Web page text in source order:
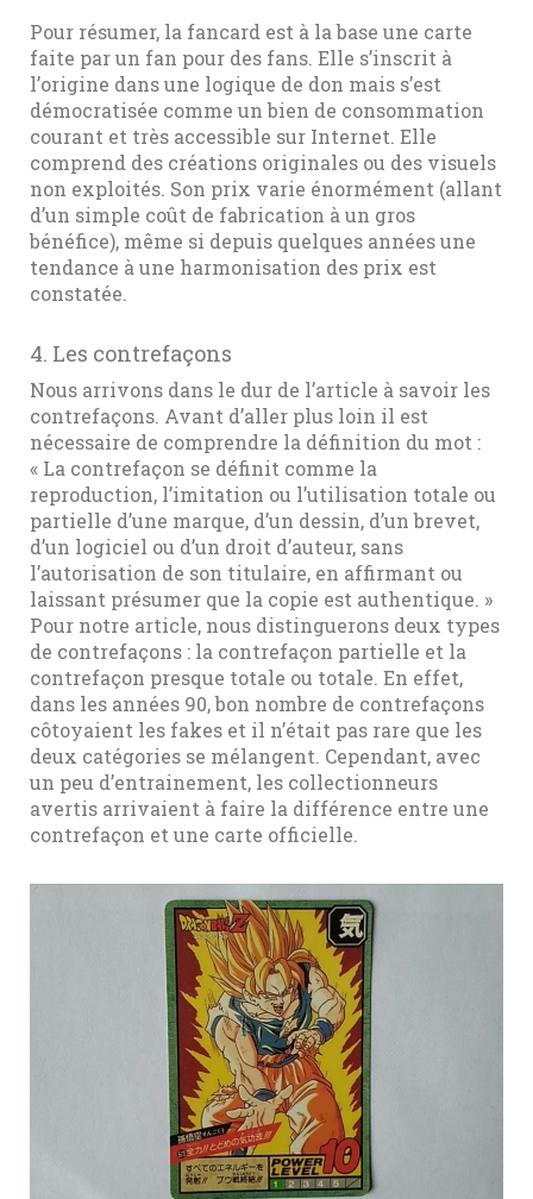
Pour résumer, la fancard est à la base une carte
faite par un fan pour des fans. Elle s’inscrit à
l’origine dans une logique de don mais s’est
démocratisée comme un bien de consommation
courant et très accessible sur Internet. Elle
comprend des créations originales ou des visuels
non exploités. Son prix varie énormément (allant
d’un simple coût de fabrication à un gros
bénéfice), même si depuis quelques années une
tendance à une harmonisation des prix est
constatée.
4. Les contrefaçons
Nous arrivons dans le dur de l’article à savoir les
contrefaçons. Avant d’aller plus loin il est
nécessaire de comprendre la définition du mot :
« La contrefaçon se définit comme la
reproduction, l’imitation ou l’utilisation totale ou
partielle d’une marque, d’un dessin, d’un brevet,
d’un logiciel ou d’un droit d’auteur, sans
l’autorisation de son titulaire, en affirmant ou
laissant présumer que la copie est authentique. »
Pour notre article, nous distinguerons deux types
de contrefaçons : la contrefaçon partielle et la
contrefaçon presque totale ou totale. En effet,
dans les années 90, bon nombre de contrefaçons
côtoyaient les fakes et il n’était pas rare que les
deux catégories se mélangent. Cependant, avec
un peu d’entrainement, les collectionneurs
avertis arrivaient à faire la différence entre une
contrefaçon et une carte officielle.